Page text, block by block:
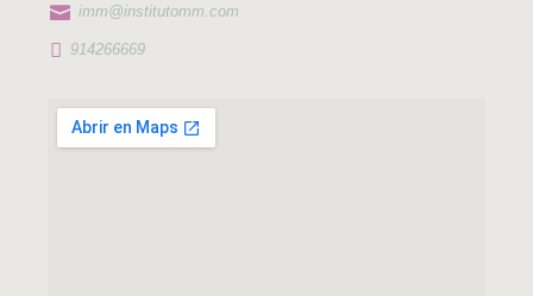
 imm@institutomm.com
 914266669